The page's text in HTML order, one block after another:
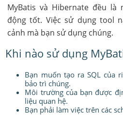
MyBatis và Hibernate đều là
động tốt. Việc sử dụng tool
cảnh mà bạn sử dụng chúng.
Khi nào sử dụng
Bạn muốn tạo ra SQL của
bảo trì chúng.
Môi trường của bạn được
liệu quan hệ.
Bạn phải làm việc trên các